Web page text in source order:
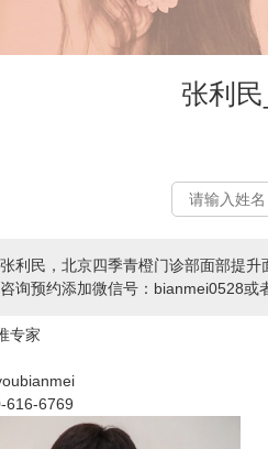
张利
张利民，北京四季青橙门诊部面部提
咨询预约添加微信号：bianmei0528或
专家
616-6769